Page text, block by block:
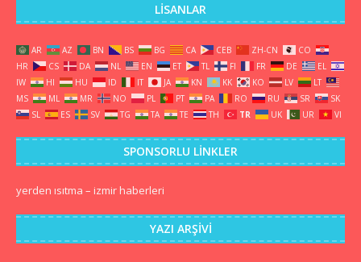
LISANLAR
AR AZ BN BS BG CA CEB ZH-CN
CO
HR
CS DA NL EN ET TL FI FR DE
EL
IW
HI HU ID IT JA KN KK KO LV
LT
MS
ML MR NO PL PT PA RO RU SR
SK
SL
ES SV TG TA TE TH TR UK UR VI
SPONSORLU LINKLER
yerden ısıtma – izmir haberleri
YAZI ARŞIVI